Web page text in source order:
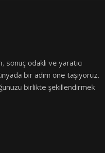
odaklı ve yaratıcı
bir adım öne taşıyoruz.
birlikte şekillendirmek